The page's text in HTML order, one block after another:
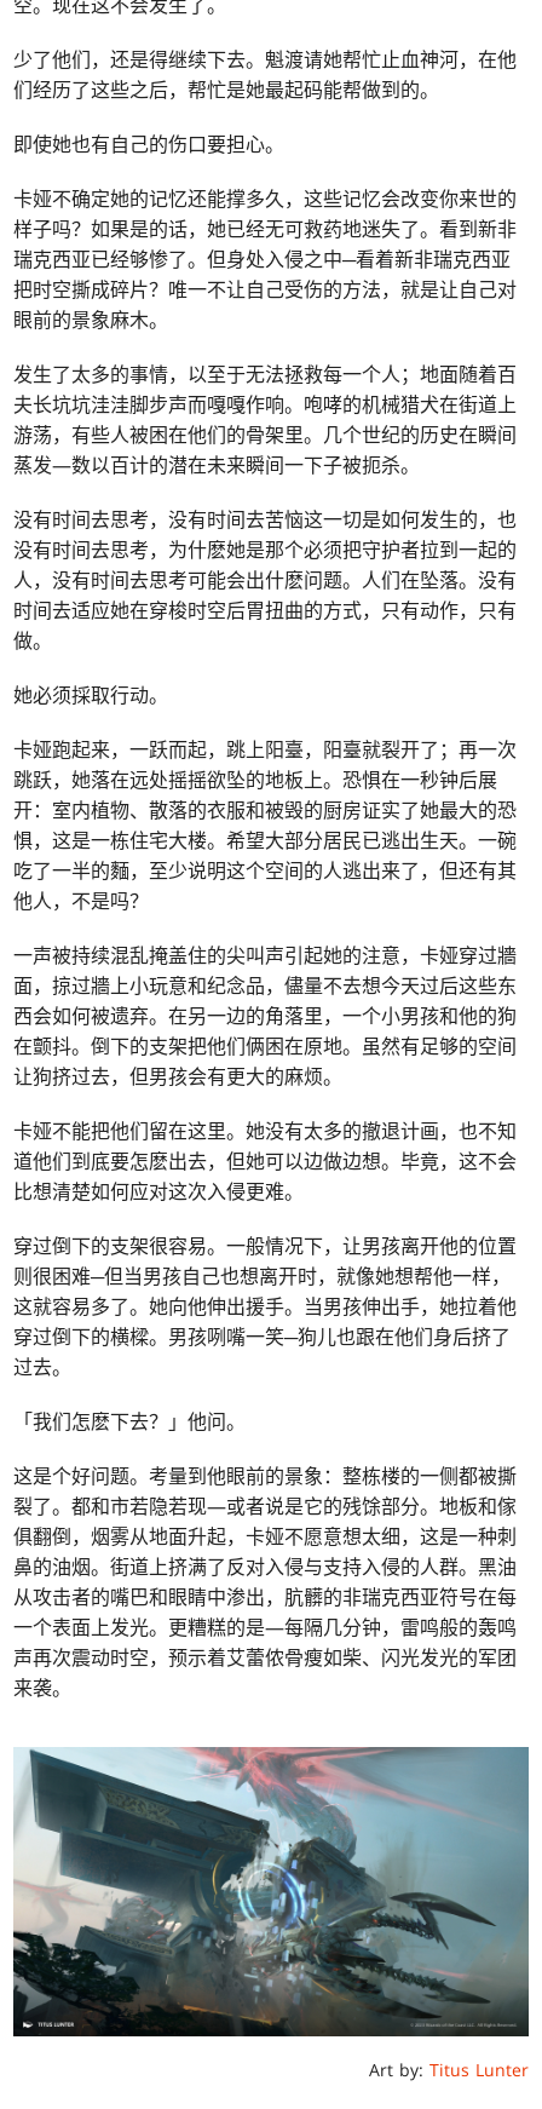
少了他们，还是得继续下去。魁渡请她帮忙止血神河，在他
们经历了这些之后，帮忙是她最起码能帮做到的。
即使她也有自己的伤口要担心。
卡娅不确定她的记忆还能撑多久，这些记忆会改变你来世的
样子吗？如果是的话，她已经无可救药地迷失了。看到新非
瑞克西亚已经够惨了。但身处入侵之中─看着新非瑞克西亚
把时空撕成碎片？唯一不让自己受伤的方法，就是让自己对
眼前的景象麻木。
发生了太多的事情，以至于无法拯救每一个人；地面随着百
夫长坑坑洼洼脚步声而嘎嘎作响。咆哮的机械猎犬在街道上
游荡，有些人被困在他们的骨架里。几个世纪的历史在瞬间
蒸发—数以百计的潜在未来瞬间一下子被扼杀。
没有时间去思考，没有时间去苦恼这一切是如何发生的，也
没有时间去思考，为什麽她是那个必须把守护者拉到一起的
人，没有时间去思考可能会出什麽问题。人们在坠落。没有
时间去适应她在穿梭时空后胃扭曲的方式，只有动作，只有
做。
她必须採取行动。
卡娅跑起来，一跃而起，跳上阳臺，阳臺就裂开了；再一次
跳跃，她落在远处摇摇欲坠的地板上。恐惧在一秒钟后展
开：室内植物、散落的衣服和被毁的厨房证实了她最大的恐
惧，这是一栋住宅大楼。希望大部分居民已逃出生天。一碗
吃了一半的麵，至少说明这个空间的人逃出来了，但还有其
他人，不是吗？
一声被持续混乱掩盖住的尖叫声引起她的注意，卡娅穿过牆
面，掠过牆上小玩意和纪念品，儘量不去想今天过后这些东
西会如何被遗弃。在另一边的角落里，一个小男孩和他的狗
在颤抖。倒下的支架把他们俩困在原地。虽然有足够的空间
让狗挤过去，但男孩会有更大的麻烦。
卡娅不能把他们留在这里。她没有太多的撤退计画，也不知
道他们到底要怎麽出去，但她可以边做边想。毕竟，这不会
比想清楚如何应对这次入侵更难。
穿过倒下的支架很容易。一般情况下，让男孩离开他的位置
则很困难─但当男孩自己也想离开时，就像她想帮他一样，
这就容易多了。她向他伸出援手。当男孩伸出手，她拉着他
穿过倒下的横樑。男孩咧嘴一笑─狗儿也跟在他们身后挤了
过去。
「我们怎麽下去？」他问。
这是个好问题。考量到他眼前的景象：整栋楼的一侧都被撕
裂了。都和市若隐若现—或者说是它的残馀部分。地板和傢
俱翻倒，烟雾从地面升起，卡娅不愿意想太细，这是一种刺
鼻的油烟。街道上挤满了反对入侵与支持入侵的人群。黑油
从攻击者的嘴巴和眼睛中渗出，肮髒的非瑞克西亚符号在每
一个表面上发光。更糟糕的是—每隔几分钟，雷鸣般的轰鸣
声再次震动时空，预示着艾蕾侬骨瘦如柴、闪光发光的军团
来袭。
Art by: Titus Lunter